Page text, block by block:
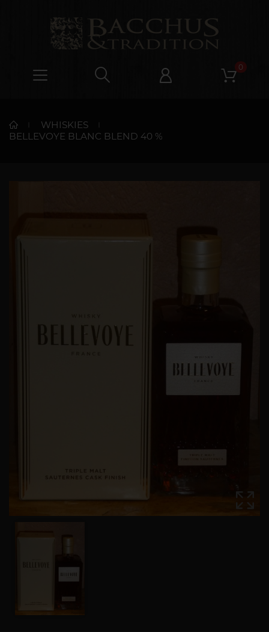
0
WHISKIES
BELLEVOYE BLANC BLEND 40 %